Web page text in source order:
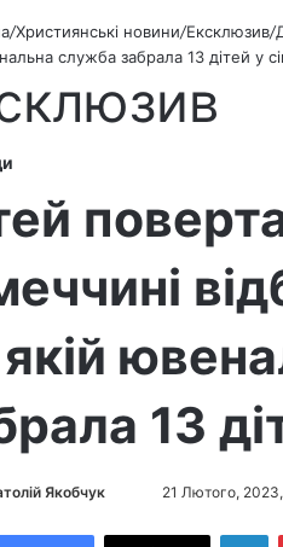
/Християнські новини/Ексклюзив/
служба забрала 13 дітей у
13
Якобчук 21 Лютого,